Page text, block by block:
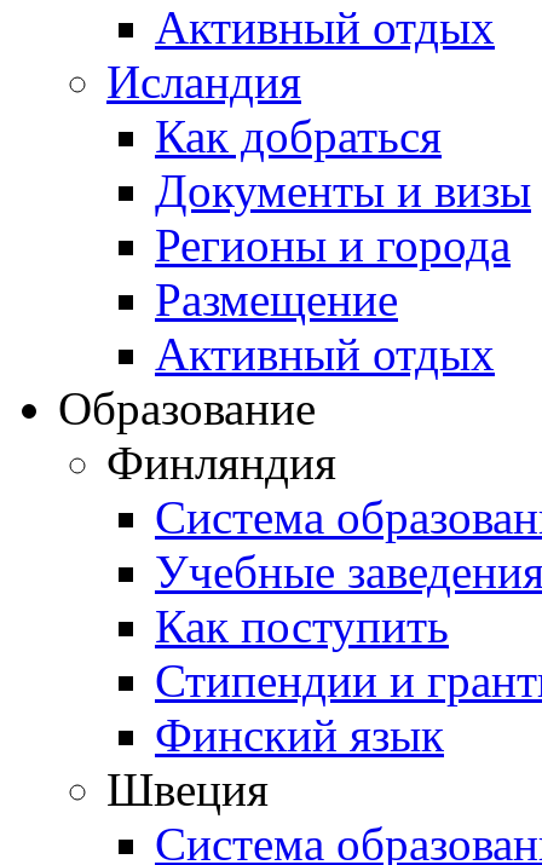
Активный отдых
Исландия
Как добраться
Документы и визы
Регионы и города
Размещение
Активный отдых
Образование
Финляндия
Система
Учебные
Как поступить
Стипендии и
Финский язык
Швеция
Система